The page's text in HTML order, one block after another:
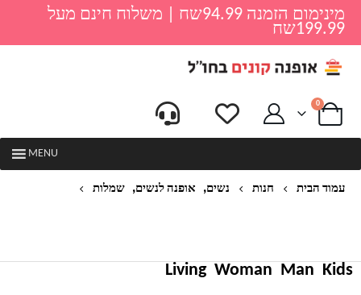
מינימום הזמנה 94.99שח | משלוח חינם מעל
199.99שח
0
MENU
עמוד הבית חנות נשים, אופנה לנשים, שמלות
Kids
Man
Woman
Living